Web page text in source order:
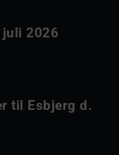
juli 2026
til Esbjerg d.